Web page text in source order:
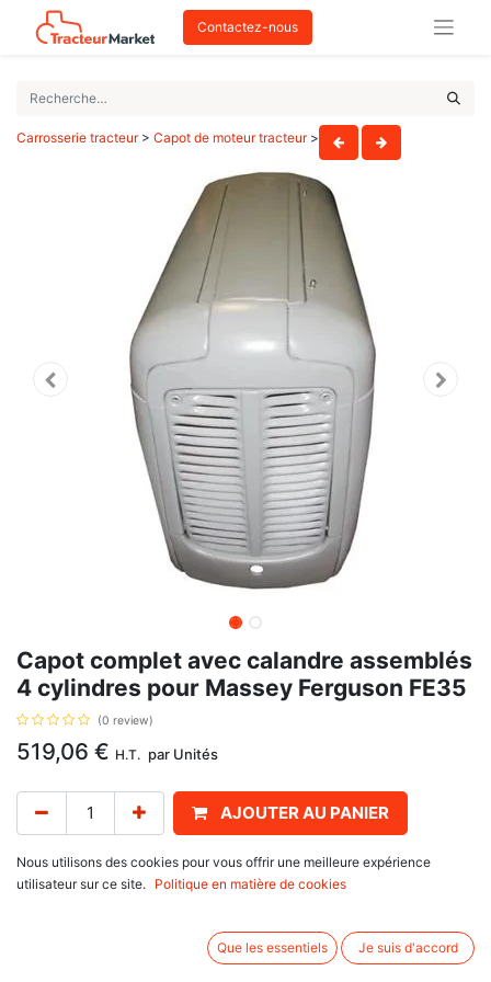
Contactez-nous
Carrosserie tracteur> Capot de moteur tracteur>
Capot complet avec calandre assemblés
4 cylindres pour Massey Ferguson FE35
(0 review)
519,06 € H.T. par Unités
AJOUTER AU PANIER
Délai de livraison : 1 semaine
Associez d'autres produits:
Nous utilisons des cookies pour vous offrir une meilleure expérience
utilisateur sur ce site.
Politique en matière de cookies
Que les essentiels Je suis d'accord